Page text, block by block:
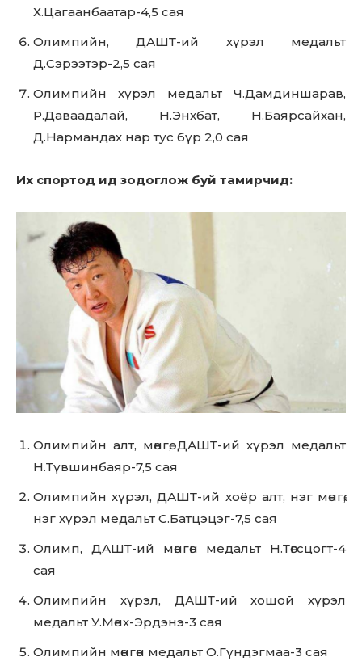
Don't miss
out!
Sing up for our newsletter
to stay in the loop.
SUBSCRIBE
Х.Цагаанбаатар-4,5 сая
Олимпийн, ДАШТ-ий хүрэл медальт
Д.Сэрээтэр-2,5 сая
Олимпийн хүрэл медальт Ч.Дамдиншарав,
Р.Даваадалай, Н.Энхбат, Н.Баярсайхан,
Д.Нармандах нар тус бүр 2,0 сая
Их спортод ид зодоглож буй тамирчид:
Олимпийн алт, мөнгө, ДАШТ-ий хүрэл медальт
Н.Түвшинбаяр-7,5 сая
Олимпийн хүрэл, ДАШТ-ий хоёр алт, нэг мөнгө,
нэг хүрэл медальт С.Батцэцэг-7,5 сая
Олимп, ДАШТ-ий мөнгөн медальт Н.Төгсцогт-4
сая
Олимпийн хүрэл, ДАШТ-ий хошой хүрэл
медальт У.Мөнх-Эрдэнэ-3 сая
Олимпийн мөнгөн медальт О.Гүндэгмаа-3 сая